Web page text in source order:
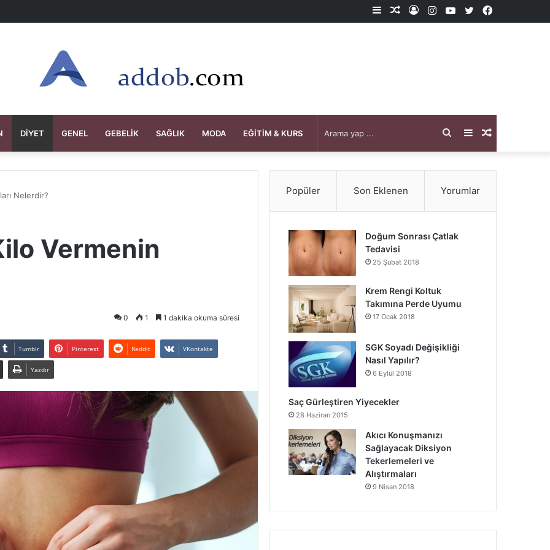
Facebook
X
YouTube
Instagram
Kayıt
Rastgele
Kenar
DIYET GENEL GEBELIK SAĞLIK MODA EĞITIM & KURS Rastgele
Makale
Kenar
Bölmesi
Arama
yap
Nelerdir?
Vermenin
0 1 1 dakika okuma süresi
Tumblr Pinterest Reddit VKontakte
Yazdır
Popüler Son Eklenen Yorumlar
Doğum Sonrası Çatlak
Tedavisi
25 Şubat 2018
Krem Rengi Koltuk
Takımına Perde Uyumu
17 Ocak 2018
SGK Soyadı Değişikliği
Nasıl Yapılır?
6 Eylül 2018
Saç Gürleştiren Yiyecekler
28 Haziran 2015
Akıcı Konuşmanızı
Sağlayacak Diksiyon
Tekerlemeleri ve
Alıştırmaları
9 Nisan 2018